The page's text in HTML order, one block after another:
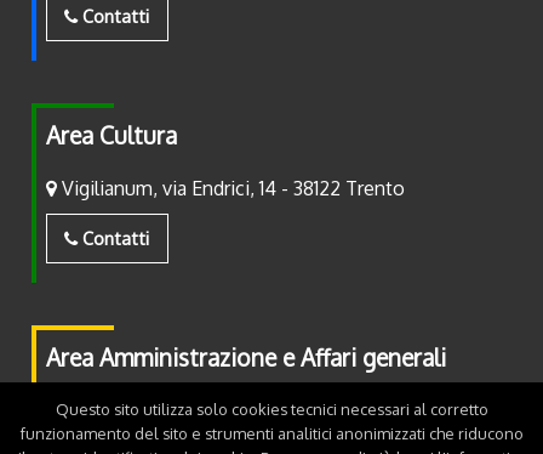
Contatti
Area Cultura
Vigilianum, via Endrici, 14 - 38122 Trento
Contatti
Area Amministrazione e Affari generali
Piazza Fiera, 2 - 38122 Trento
Questo sito utilizza solo cookies tecnici necessari al corretto
funzionamento del sito e strumenti analitici anonimizzati che riducono